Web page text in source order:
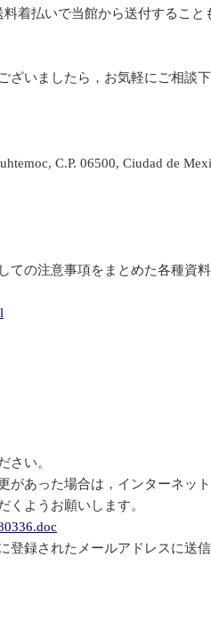
着払いで当館から送付すること
いましたら，お気軽にご相談下
C.P. 06500, Ciudad de
の注意事項をまとめた各種資
さい。
があった場合は，インターネッ
くようお願いします。
録されたメールアドレスに送